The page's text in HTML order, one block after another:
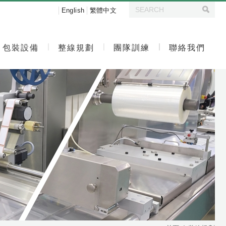
English 繁體中文
包裝設備 整線規劃 團隊訓練 聯絡我們